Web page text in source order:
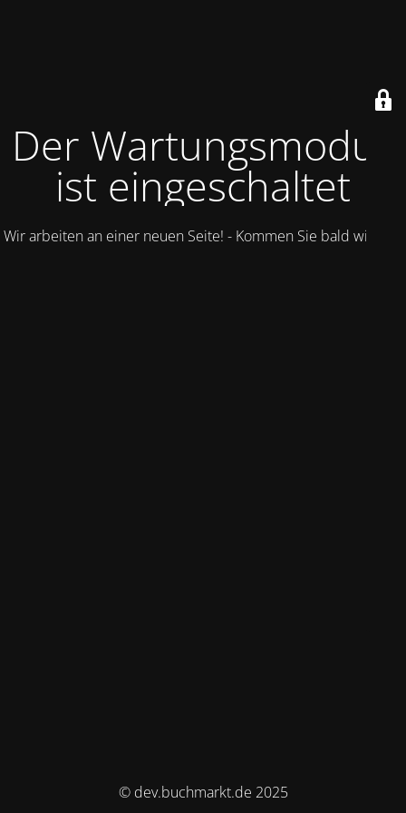
Der Wartungsmodus
ist eingeschaltet
Wir arbeiten an einer neuen Seite! - Kommen Sie bald wieder.
© dev.buchmarkt.de 2025